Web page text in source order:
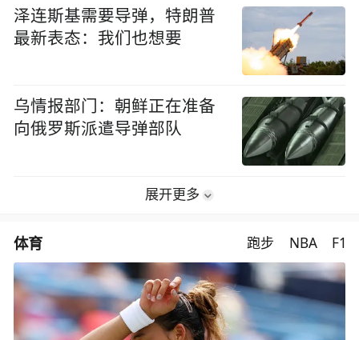
泽连斯基需要导弹，特朗普
最新表态：我们也想要
乌情报部门：朝鲜正在准备
向俄罗斯派遣导弹部队
展开更多
体育 跑步 NBA F1